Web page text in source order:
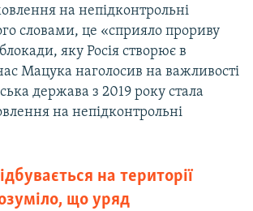
на непідконтрольні
словами, це «сприяло прориву
яку Росія створює в
Мацука наголосив на важливості
держава з 2019 року стала
на непідконтрольні
на території
що уряд